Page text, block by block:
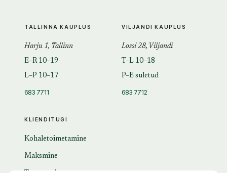
KLIENDITUGI
Kohaletoimetamine
Maksmine
TALLINNA KAUPLUS
Harju 1, Tallinn
E–R 10–19
L–P 10–17
683 7711
VILJANDI KAUPLUS
Lossi 28, Viljandi
T–L 10–18
P–E suletud
683 7712